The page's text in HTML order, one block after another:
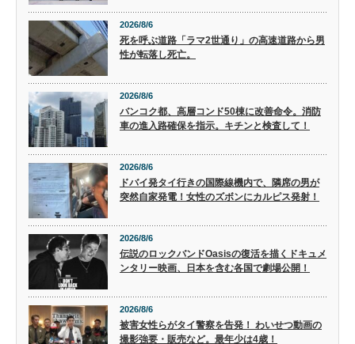
2026/8/6
死を呼ぶ道路「ラマ2世通り」の高速道路から男
性が転落し死亡。
2026/8/6
バンコク都、高層コンド50棟に改善命令。消防
車の進入路確保を指示。キチンと検査して！
2026/8/6
ドバイ発タイ行きの国際線機内で、隣席の男が
突然自家発電！女性のズボンにカルピス発射！
2026/8/6
伝説のロックバンドOasisの復活を描くドキュメ
ンタリー映画、日本を含む各国で劇場公開！
2026/8/6
被害女性らがタイ警察を告発！ わいせつ動画の
撮影強要・販売など。最年少は4歳！